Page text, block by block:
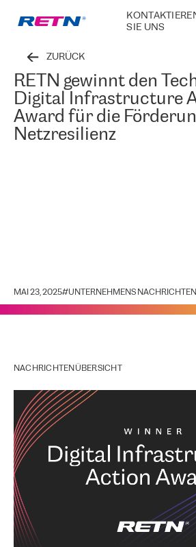
SIE UNS
ZURÜCK
RETN gewinnt den
Digital Infrastructure
Award für die
Netzresilienz
MAI 23, 2025#UNTERNEHMENS NACHRICHTEN
NACHRICHTENÜBERSICHT